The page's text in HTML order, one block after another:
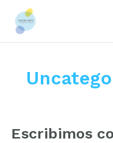
Ir
Escribimos
Escribimos